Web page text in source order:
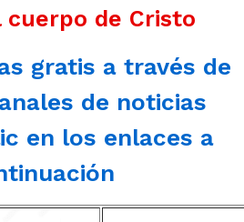
cuerpo de Cristo
gratis a través de
de noticias
en los enlaces a